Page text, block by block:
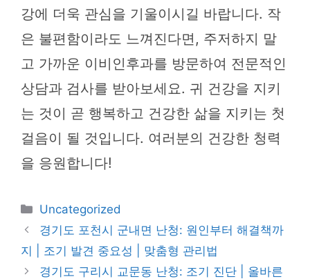
강에 더욱 관심을 기울이시길 바랍니다. 작
은 불편함이라도 느껴진다면, 주저하지 말
고 가까운 이비인후과를 방문하여 전문적인
상담과 검사를 받아보세요. 귀 건강을 지키
는 것이 곧 행복하고 건강한 삶을 지키는 첫
걸음이 될 것입니다. 여러분의 건강한 청력
을 응원합니다!
카
테
고
리
Uncategorized
경기도 포천시 군내면 난청: 원인부터 해결책까
지 | 조기 발견 중요성 | 맞춤형 관리법
경기도 구리시 교문동 난청: 조기 진단 | 올바른